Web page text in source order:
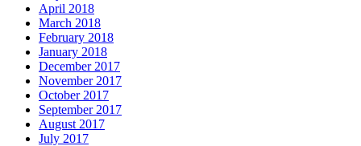
April 2018
March 2018
February 2018
January 2018
December 2017
November 2017
October 2017
September 2017
August 2017
July 2017